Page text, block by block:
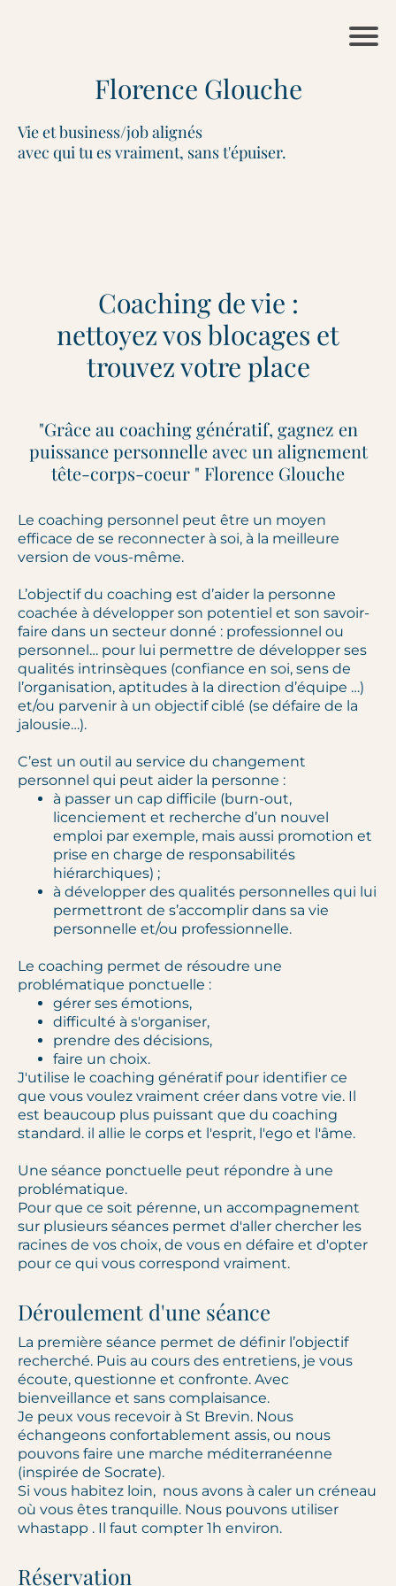
Florence Glouche
Vie et business/job alignés
avec qui tu es vraiment, sans t'épuiser.
Coaching de vie :
nettoyez vos blocages et
trouvez votre place
"Grâce au coaching génératif, gagnez en
puissance personnelle avec un alignement
tête-corps-coeur " Florence Glouche
Le coaching personnel peut être un moyen
efficace de se reconnecter à soi, à la meilleure
version de vous-même.
L’objectif du coaching est d’aider la personne
coachée à développer son potentiel et son savoir-
faire dans un secteur donné : professionnel ou
personnel… pour lui permettre de développer ses
qualités intrinsèques (confiance en soi, sens de
l’organisation, aptitudes à la direction d’équipe …)
et/ou parvenir à un objectif ciblé (se défaire de la
jalousie…).
​C’est un outil au service du changement
personnel qui peut aider la personne :
à passer un cap difficile (burn-out,
licenciement et recherche d’un nouvel
emploi par exemple, mais aussi promotion et
prise en charge de responsabilités
hiérarchiques) ;
à développer des qualités personnelles qui lui
permettront de s’accomplir dans sa vie
personnelle et/ou professionnelle.
Le coaching permet de résoudre une
problématique ponctuelle :
gérer ses émotions,
difficulté à s'organiser,
prendre des décisions,
faire un choix.
J'utilise le coaching génératif pour identifier ce
que vous voulez vraiment créer dans votre vie. Il
est beaucoup plus puissant que du coaching
standard. il allie le corps et l'esprit, l'ego et l'âme.
Une séance ponctuelle peut répondre à une
problématique.
Pour que ce soit pérenne, un accompagnement
sur plusieurs séances permet d'aller chercher les
racines de vos choix, de vous en défaire et d'opter
pour ce qui vous correspond vraiment.
Déroulement d'une séance
La première séance permet de définir l’objectif
recherché. Puis au cours des entretiens, je vous
écoute, questionne et confronte. Avec
bienveillance et sans complaisance.
Je peux vous recevoir à St Brevin. Nous
échangeons confortablement assis, ou nous
pouvons faire une marche méditerranéenne
(inspirée de Socrate).
Si vous habitez loin, nous avons à caler un créneau
où vous êtes tranquille. Nous pouvons utiliser
whastapp . Il faut compter 1h environ.
Réservation